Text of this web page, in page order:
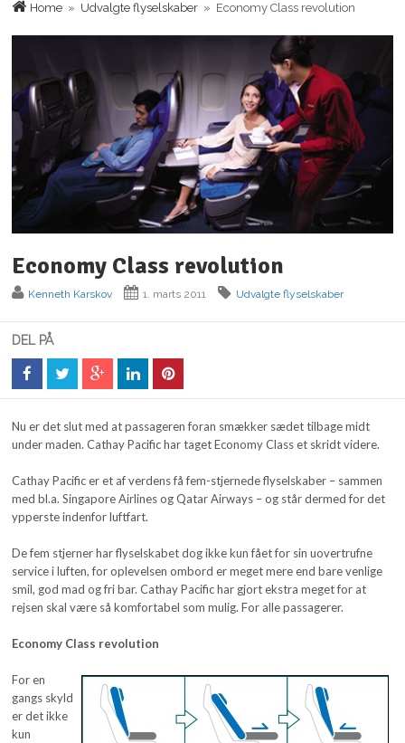
Home » Udvalgte flyselskaber » Economy Class revolution
Economy Class revolution
Kenneth Karskov 1. marts 2011 Udvalgte flyselskaber
DEL PÅ
Nu er det slut med at passageren foran smækker sædet tilbage midt
under maden. Cathay Pacific har taget Economy Class et skridt videre.
Cathay Pacific er et af verdens få fem-stjernede flyselskaber – sammen
med bl.a. Singapore Airlines og Qatar Airways – og står dermed for det
ypperste indenfor luftfart.
De fem stjerner har flyselskabet dog ikke kun fået for sin uovertrufne
service i luften, for oplevelsen ombord er meget mere end bare venlige
smil, god mad og fri bar. Cathay Pacific har gjort ekstra meget for at
rejsen skal være så komfortabel som mulig. For alle passagerer.
Economy Class revolution
For en
gangs skyld
er det ikke
kun